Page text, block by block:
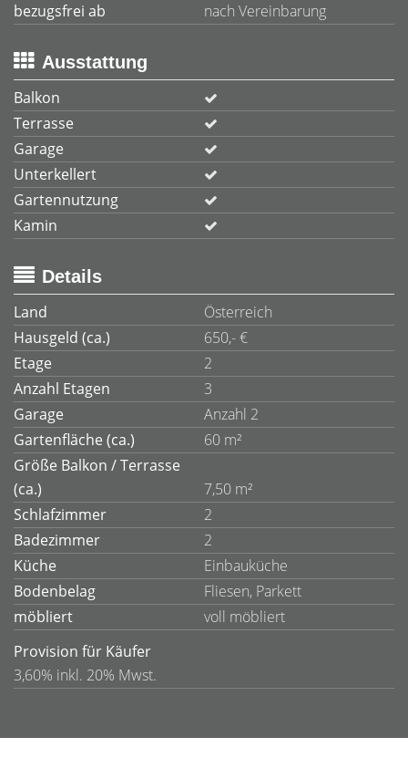
bezugsfrei ab
nach Vereinbarung
Ausstattung
Balkon
Terrasse
Garage
Unterkellert
Gartennutzung
Kamin
Details
Land
Österreich
Hausgeld (ca.)
650,- €
Etage
2
Anzahl Etagen
3
Garage
Anzahl 2
Gartenfläche (ca.)
60 m²
Größe Balkon / Terrasse
(ca.)
7,50 m²
Schlafzimmer
2
Badezimmer
2
Küche
Einbauküche
Bodenbelag
Fliesen, Parkett
möbliert
voll möbliert
Provision für Käufer
3,60% inkl. 20% Mwst.